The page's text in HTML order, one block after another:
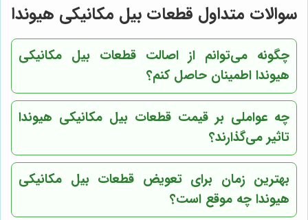
سوالات متداول قطعات بیل مکانیکی هیوندا
چگونه می‌توانم از اصالت قطعات بیل مکانیکی
هیوندا اطمینان حاصل کنم؟
چه عواملی بر قیمت قطعات بیل مکانیکی هیوندا
تاثیر می‌گذارند؟
بهترین زمان برای تعویض قطعات بیل مکانیکی
هیوندا چه موقع است؟